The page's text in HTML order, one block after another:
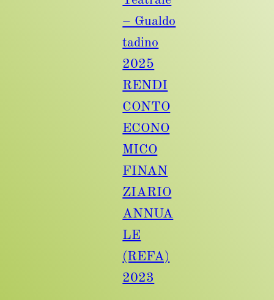
– Gualdo
tadino
2025
RENDI
CONTO
ECONO
MICO
FINAN
ZIARIO
ANNUA
LE
(REFA)
2023